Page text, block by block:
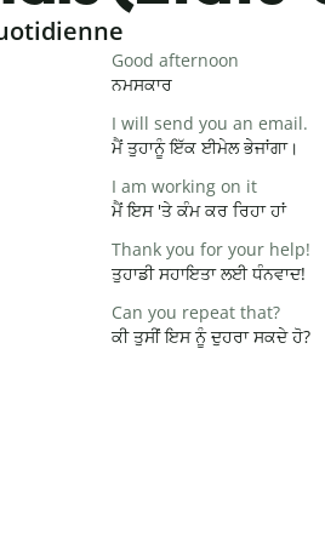
Good afternoon
ਨਮਸਕਾਰ
I will send you an email.
ਮੈਂ ਤੁਹਾਨੂੰ ਇੱਕ ਈਮੇਲ ਭੇਜਾਂਗਾ।
I am working on it
ਮੈਂ ਇਸ 'ਤੇ ਕੰਮ ਕਰ ਰਿਹਾ ਹਾਂ
Thank you for your help!
ਤੁਹਾਡੀ ਸਹਾਇਤਾ ਲਈ ਧੰਨਵਾਦ!
Can you repeat that?
ਕੀ ਤੁਸੀਂ ਇਸ ਨੂੰ ਦੁਹਰਾ ਸਕਦੇ ਹੋ?